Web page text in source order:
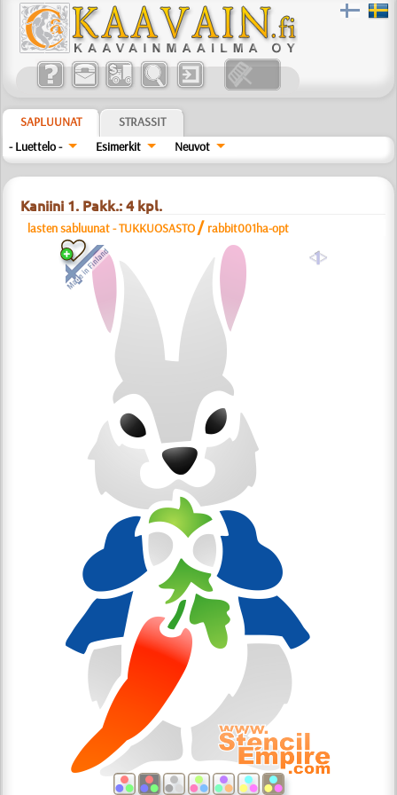
SAPLUUNAT
STRASSIT
- Luettelo -
Esimerkit Neuvot
Kaniini 1. Pakk.: 4 kpl.
lasten sabluunat - TUKKUOSASTO / rabbit001ha-opt
a